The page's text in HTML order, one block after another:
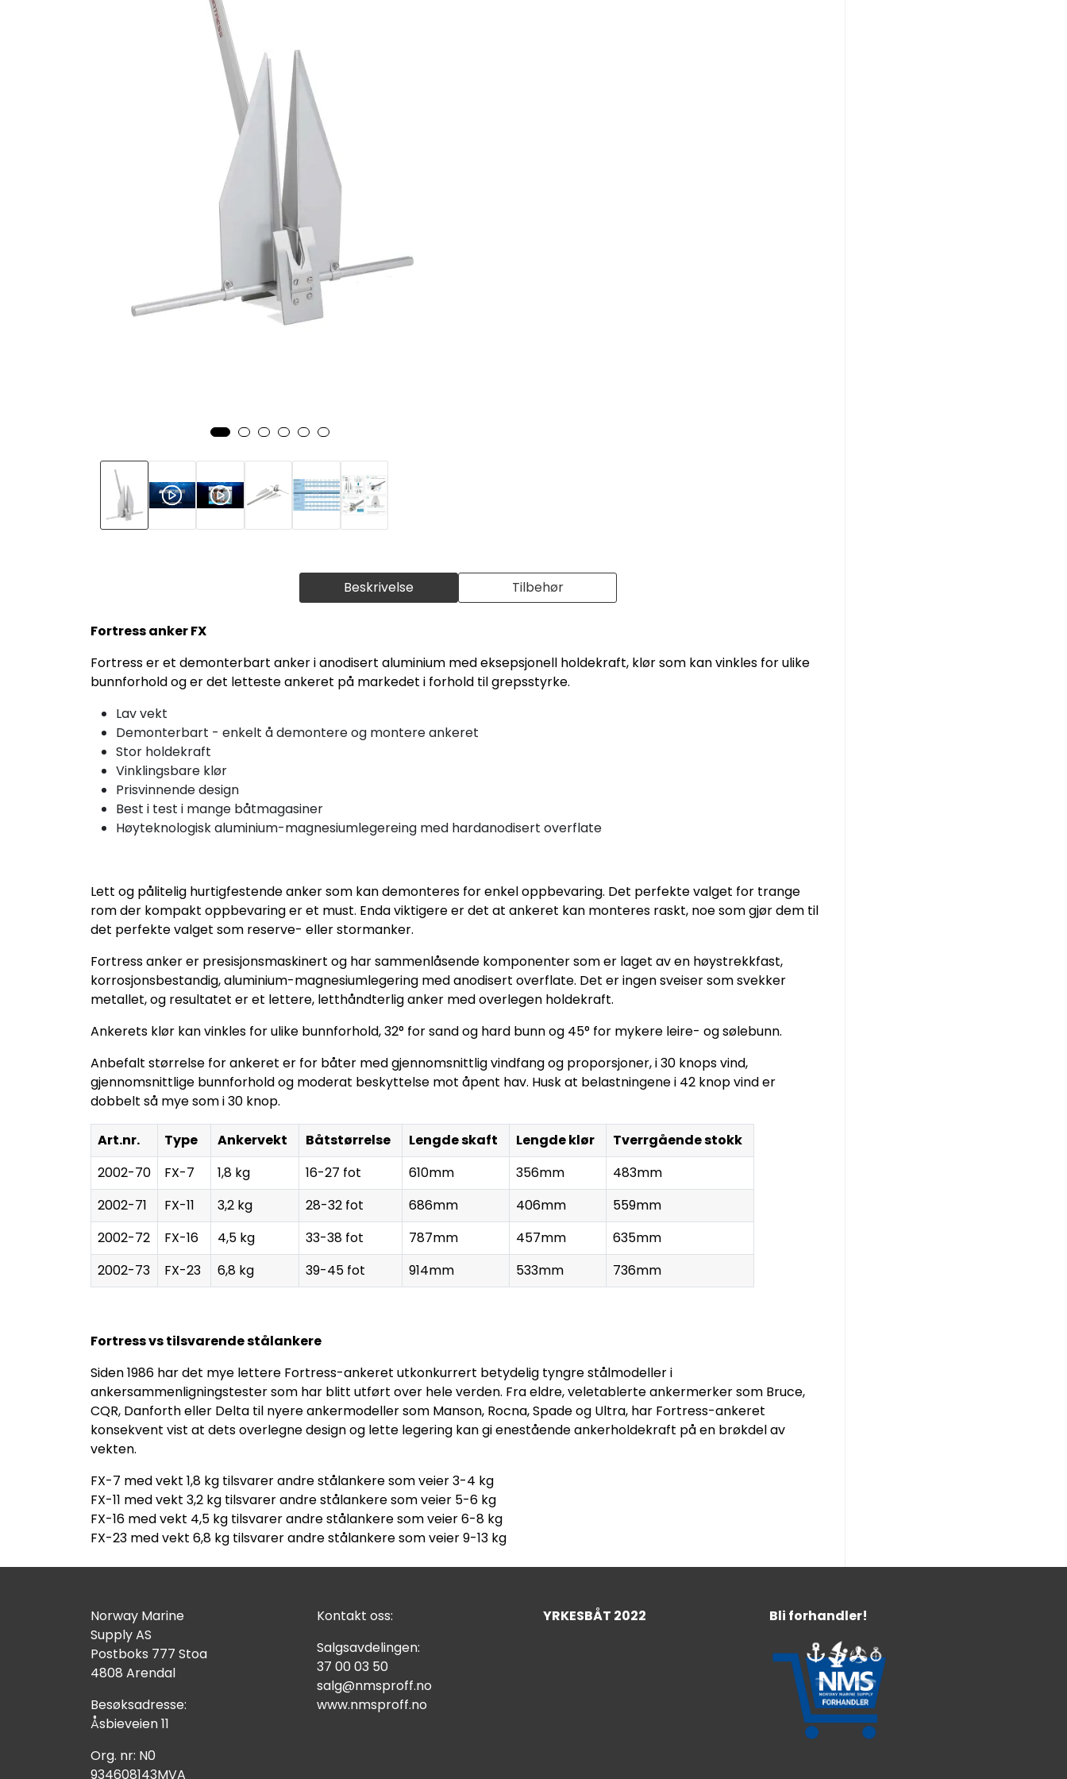
Beskrivelse Tilbehør
Fortress anker FX
Fortress er et demonterbart anker i anodisert aluminium med eksepsjonell holdekraft, klør som kan vinkles for ulike
bunnforhold og er det letteste ankeret på markedet i forhold til grepsstyrke.
Lav vekt
Demonterbart - enkelt å demontere og montere ankeret
Stor holdekraft
Vinklingsbare klør
Prisvinnende design
Best i test i mange båtmagasiner
Høyteknologisk aluminium-magnesiumlegereing med hardanodisert overflate
Lett og pålitelig hurtigfestende anker som kan demonteres for enkel oppbevaring. Det perfekte valget for trange
rom der kompakt oppbevaring er et must. Enda viktigere er det at ankeret kan monteres raskt, noe som gjør dem til
det perfekte valget som reserve- eller stormanker.
Fortress anker er presisjonsmaskinert og har sammenlåsende komponenter som er laget av en høystrekkfast,
korrosjonsbestandig, aluminium-magnesiumlegering med anodisert overflate. Det er ingen sveiser som svekker
metallet, og resultatet er et lettere, letthåndterlig anker med overlegen holdekraft.
Ankerets klør kan vinkles for ulike bunnforhold, 32° for sand og hard bunn og 45° for mykere leire- og sølebunn.
Anbefalt størrelse for ankeret er for båter med gjennomsnittlig vindfang og proporsjoner, i 30 knops vind,
gjennomsnittlige bunnforhold og moderat beskyttelse mot åpent hav. Husk at belastningene i 42 knop vind er
dobbelt så mye som i 30 knop.
Art.nr. Type Ankervekt Båtstørrelse Lengde skaft Lengde klør
Tverrgående stokk
2002-70
FX-7 1,8 kg 16-27 fot 610mm 356mm
483mm
2002-71
FX-11 3,2 kg 28-32 fot 686mm 406mm
559mm
2002-72
FX-16 4,5 kg 33-38 fot 787mm 457mm
635mm
2002-73
FX-23 6,8 kg 39-45 fot 914mm 533mm 736mm
Fortress vs tilsvarende stålankere
Siden 1986 har det mye lettere Fortress-ankeret utkonkurrert betydelig tyngre stålmodeller i
ankersammenligningstester som har blitt utført over hele verden. Fra eldre, veletablerte ankermerker som Bruce,
CQR, Danforth eller Delta til nyere ankermodeller som Manson, Rocna, Spade og Ultra, har Fortress-ankeret
konsekvent vist at dets overlegne design og lette legering kan gi enestående ankerholdekraft på en brøkdel av
vekten.
FX-7 med vekt 1,8 kg tilsvarer andre stålankere som veier 3-4 kg
FX-11 med vekt 3,2 kg tilsvarer andre stålankere som veier 5-6 kg
FX-16 med vekt 4,5 kg tilsvarer andre stålankere som veier 6-8 kg
FX-23 med vekt 6,8 kg tilsvarer andre stålankere som veier 9-13 kg
Norway Marine
Supply AS
Postboks 777 Stoa
4808 Arendal
Besøksadresse:
Åsbieveien 11
Org. nr: N0
934608143MVA
Kontakt oss:
Salgsavdelingen:
37 00 03 50
salg@nmsproff.no
www.nmsproff.no
YRKESBÅT 2022 Bli forhandler!